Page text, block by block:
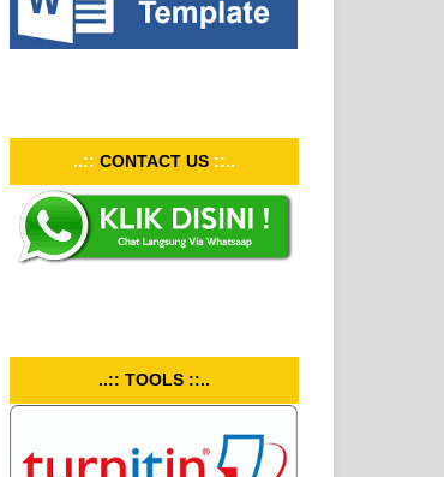
..:: CONTACT US ::..
..:: TOOLS ::..